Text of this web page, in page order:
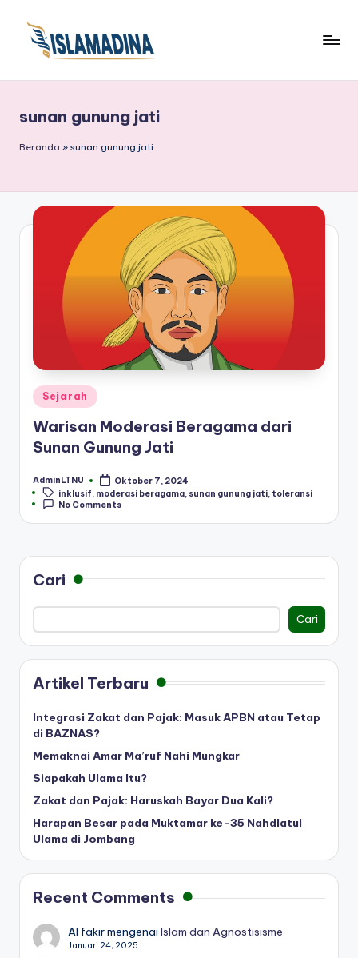
sunan gunung jati
Beranda » sunan gunung jati
Posted
in
Sejarah
Warisan Moderasi Beragama dari
Sunan Gunung Jati
Posted
by
AdminLTNU
Oktober 7, 2024
Tags:inklusif moderasi beragama sunan gunung jati toleransi
No Comments
Cari
Cari
Artikel Terbaru
Integrasi Zakat dan Pajak: Masuk APBN atau Tetap
di BAZNAS?
Memaknai Amar Ma’ruf Nahi Mungkar
Siapakah Ulama Itu?
Zakat dan Pajak: Haruskah Bayar Dua Kali?
Harapan Besar pada Muktamar ke-35 Nahdlatul
Ulama di Jombang
Recent Comments
Al fakirmengenaiIslam dan Agnostisisme
Januari 24, 2025